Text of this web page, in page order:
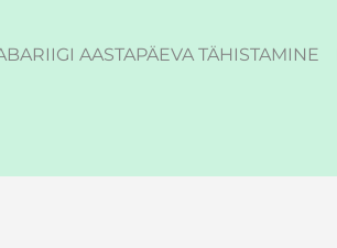
AASTAPÄEVA TÄHISTAMINE